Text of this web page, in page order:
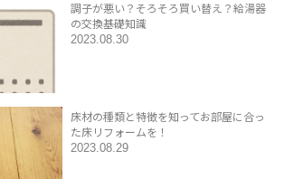
調子が悪い？そろそろ買い替え？給湯器
の交換基礎知識
2023.08.30
床材の種類と特徴を知ってお部屋に合っ
た床リフォームを！
2023.08.29